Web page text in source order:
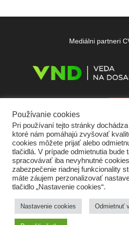
Mediálni partneri
Domov O nás Kontakt Vydavateľ
Podmienky používania
Ochrana súkromia
Partneri
RSS
Používanie cookies
Pri používaní tejto stránky
ktoré nám pomáhajú zvyšovať
cookies môžete prijať alebo
tlačidlá. V prípade odmietnutia bude
spracovávať iba nevyhnutné
zabezpečenie riadnej funkcionality
máte záujem perzonalizovať
tlačidlo „Nastavenie cookies“.
Nastavenie cookies Odmietnuť